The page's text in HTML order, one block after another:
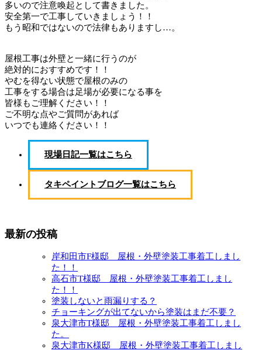
多いので注意喚起として書きました。
安全第一で工事していきましょう！！
もう昭和ではないので法律もありますし…。
屋根工事は外壁と一緒に行うのが
絶対的におすすめです！！
やむを得ない状態で屋根のみの
工事をする場合は足場が必要になる事を
皆様もご理解ください！！
ご不明な点やご質問があれば
いつでも連絡ください！！
現場日記一覧はこちら
タキペイントブログ一覧はこちら
最新の投稿
岸和田市F様邸 屋根・外壁塗装工事着工しまし
た！！
高石市T様邸 屋根・外壁塗装工事着工しまし
た！！
塗装しないと雨漏りする？
チョーキングが出てないから塗装はまだ不要？
泉大津市T様邸 屋根・外壁塗装工事着工しまし
た。
泉大津市K様邸 屋根・外壁塗装工事着工しまし